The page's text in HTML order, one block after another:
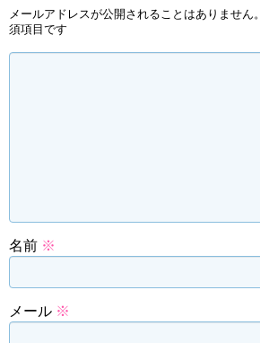
メールアドレスが公開されることはありません。
須項目です
名前 ※
メール ※